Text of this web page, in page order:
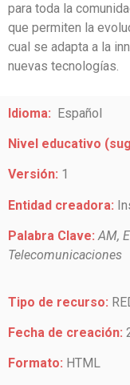
para toda la
que permiten la
cual se adapta a la
nuevas tecnologías.
Idioma: Español
Nivel educativo
Versión: 1
Entidad creadora:
Palabra Clave: AM,
Telecomunicaciones
Tipo de recurso:
Fecha de creación:
Formato: HTML